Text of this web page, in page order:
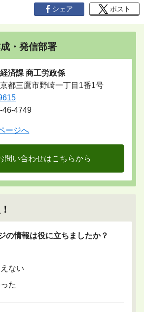
シェア ポスト
・発信部署
済課 商工労政係
都三鷹市野崎一丁目1番1号
46-4749
ージへ
問い合わせはこちらから
の情報は役に立ちましたか？
ない
た